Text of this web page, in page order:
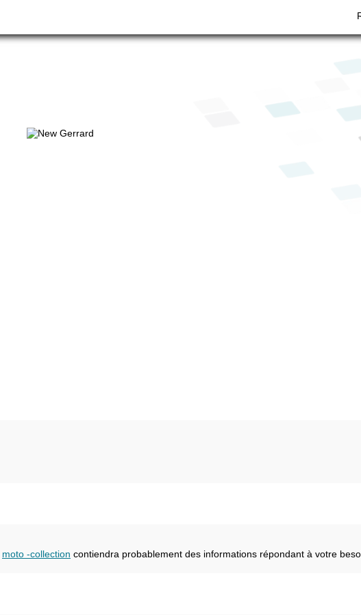
moto -collection contiendra probablement des informations répondant à votre